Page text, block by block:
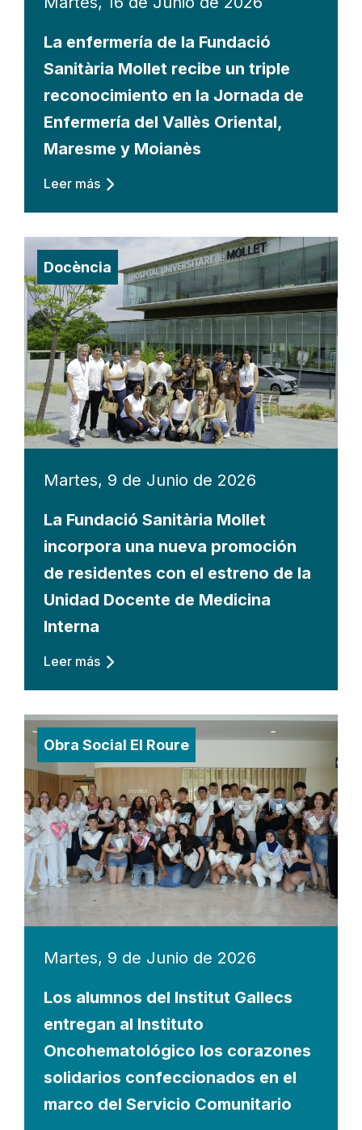
La enfermería de la Fundació
Sanitària Mollet recibe un triple
reconocimiento en la Jornada de
Enfermería del Vallès Oriental,
Maresme y Moianès
Leer más
Docència
Martes, 9 de Junio de 2026
La Fundació Sanitària Mollet
incorpora una nueva promoción
de residentes con el estreno de la
Unidad Docente de Medicina
Interna
Leer más
Obra Social El Roure
Martes, 9 de Junio de 2026
Los alumnos del Institut Gallecs
entregan al Instituto
Oncohematológico los corazones
solidarios confeccionados en el
marco del Servicio Comunitario